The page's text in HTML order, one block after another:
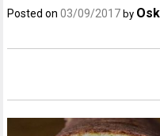
Posted on03/09/2017 by